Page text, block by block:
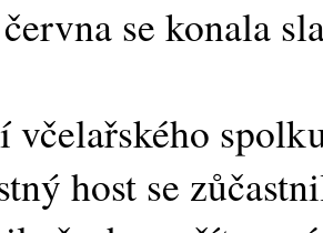
se konala
včelařského
host se